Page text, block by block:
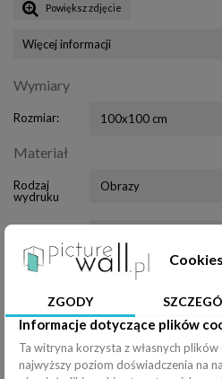
Powiększ zdjęcie
Więcej informacji
Wymiary
Rozmiar:
Materiał
Rodzaj
wydruku
Efekty
Poziomo (100 %)
Pionowo (100%)
Cookies
ZGODY
Informacje dotyczące plików
Ta witryna korzysta z własnych
najwyższy poziom doświadczenia na